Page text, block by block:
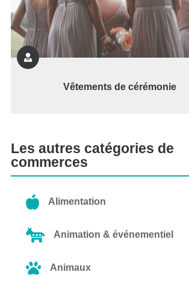

Vêtements de cérémonie
Les autres catégories de
commerces
 Alimentation
 Animation & événementiel
 Animaux